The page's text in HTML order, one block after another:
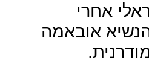
אחרי
אובאמה